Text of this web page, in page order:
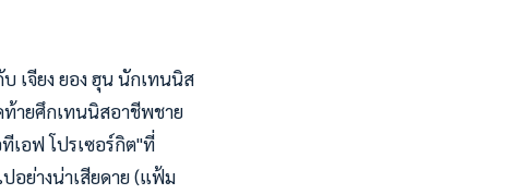
เจียง ยอง ฮุน นักเทนนิส
ท้ายศึกเทนนิสอาชีพชาย
เอฟ โปรเซอร์กิต"ที่
อย่างน่าเสียดาย (แฟ้ม